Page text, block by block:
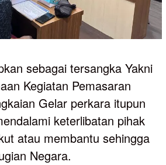
sebagai tersangka Yakni
Kegiatan Pemasaran
Gelar perkara itupun
keterlibatan pihak
atau membantu sehingga
Negara.